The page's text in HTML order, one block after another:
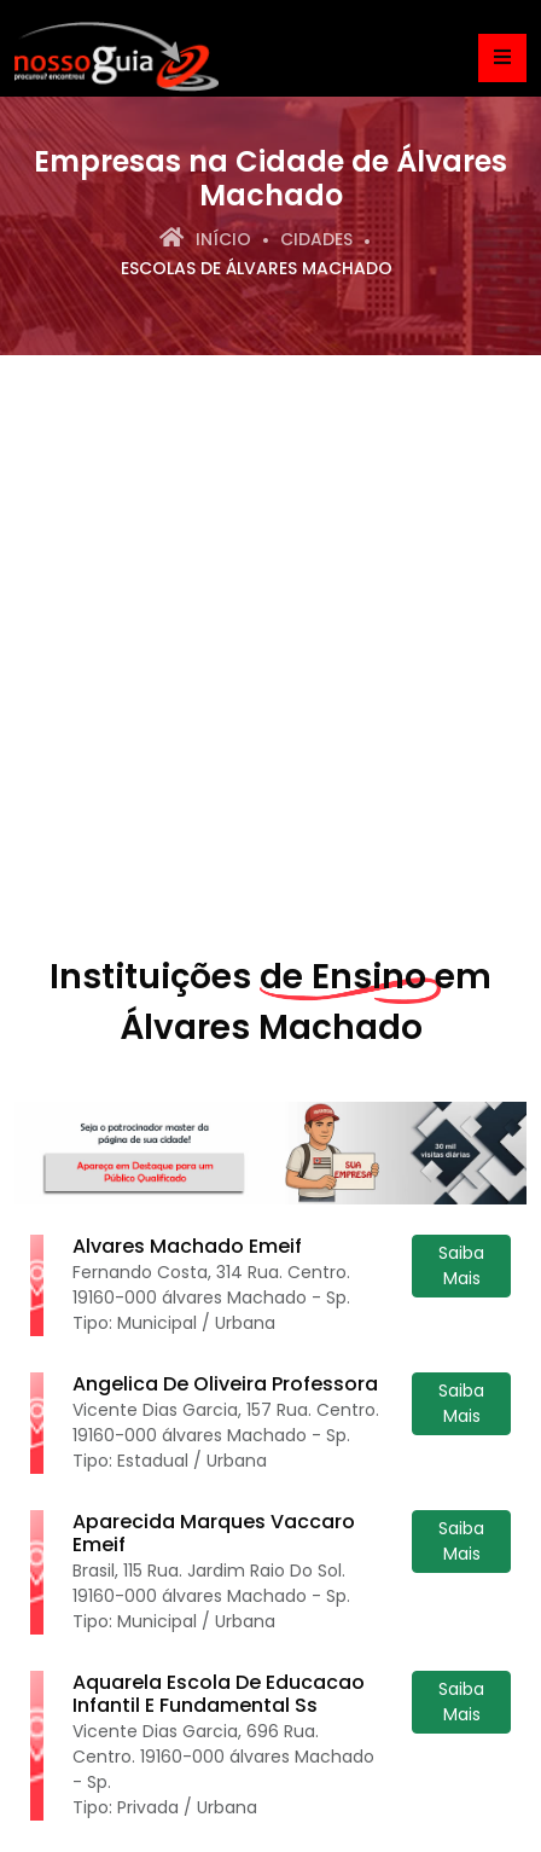
Empresas na Cidade de Álvares
Machado
INÍCIO
CIDADES
ESCOLAS DE ÁLVARES MACHADO
Instituições de Ensino em
Álvares Machado
Alvares Machado Emeif
Fernando Costa, 314 Rua. Centro.
19160-000 álvares Machado - Sp.
Tipo: Municipal / Urbana
Saiba
Mais
Angelica De Oliveira Professora
Vicente Dias Garcia, 157 Rua. Centro.
19160-000 álvares Machado - Sp.
Tipo: Estadual / Urbana
Saiba
Mais
Aparecida Marques Vaccaro
Emeif
Brasil, 115 Rua. Jardim Raio Do Sol.
19160-000 álvares Machado - Sp.
Tipo: Municipal / Urbana
Saiba
Mais
Aquarela Escola De Educacao
Infantil E Fundamental Ss
Vicente Dias Garcia, 696 Rua.
Centro. 19160-000 álvares Machado
- Sp.
Tipo: Privada / Urbana
Saiba
Mais